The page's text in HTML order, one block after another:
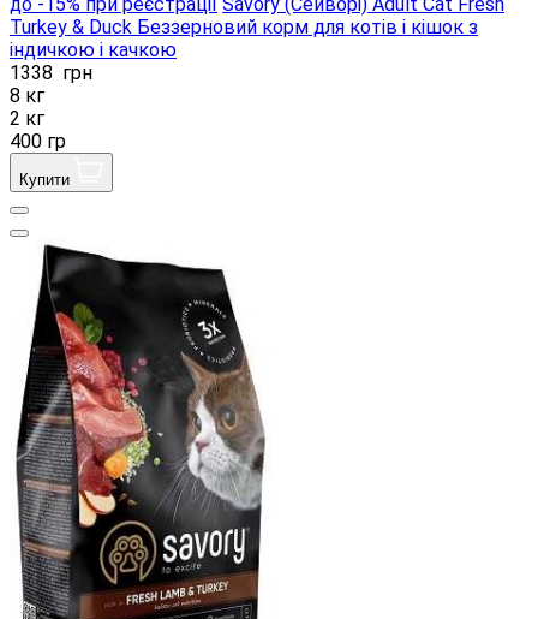
Turkey & Duck Беззерновий корм для котів і кішок з
індичкою і качкою
1338 грн
8 кг
2 кг
400 гр
Купити